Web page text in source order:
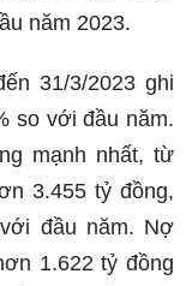
năm 2023.
31/3/2023 ghi
so với đầu năm.
mạnh nhất, từ
3.455 tỷ đồng,
đầu năm. Nợ
1.622 tỷ đồng